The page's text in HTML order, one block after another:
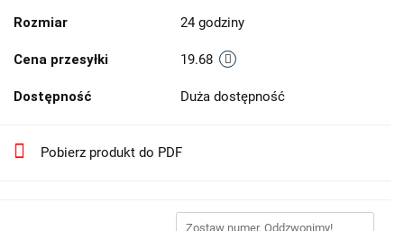
Rozmiar 24 godziny
Cena przesyłki 19.68
Dostępność Duża dostępność
Pobierz produkt do PDF